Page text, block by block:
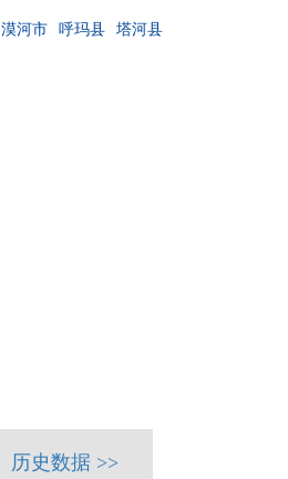
漠河市 呼玛县 塔河县
历史数据 >>